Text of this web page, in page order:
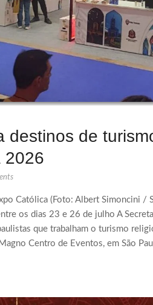
destinos de
2026
Católica (Foto: Albert Simoncini /
os dias 23 e 26 de julho A
que trabalham o turismo
Centro de Eventos, em São